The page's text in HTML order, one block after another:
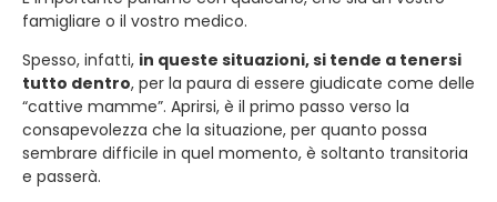
famigliare o il vostro medico.
Spesso, infatti, in queste situazioni, si tende a tenersi
tutto dentro, per la paura di essere giudicate come delle
“cattive mamme”. Aprirsi, è il primo passo verso la
consapevolezza che la situazione, per quanto possa
sembrare difficile in quel momento, è soltanto transitoria
e passerà.